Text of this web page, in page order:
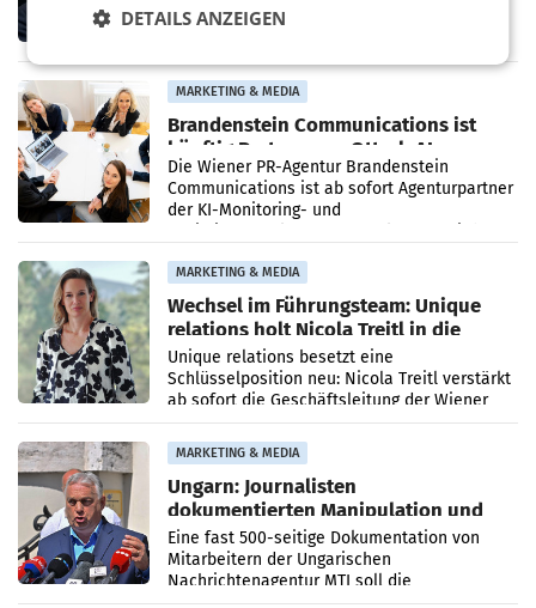
ORF. Am Dienstag soll im Stiftungsrat über
die vom neuen ORF-Chef Clemens Pig
Direktionen abgestimmt werden.
MARKETING & MEDIA
Brandenstein Communications ist
künftig Partner von OtterlyAI
Die Wiener PR-Agentur Brandenstein
Communications ist ab sofort Agenturpartner
der KI-Monitoring- und
MARKETING & MEDIA
Wechsel im Führungsteam: Unique
relations holt Nicola Treitl in die
Geschäftsleitung
Unique relations besetzt eine
Schlüsselposition neu: Nicola Treitl verstärkt
ab sofort die Geschäftsleitung der Wiener
PR-Agentur an der Seite von Josef Kalina und
Anna Kalina-Mahr.
MARKETING & MEDIA
Ungarn: Journalisten
dokumentierten Manipulation und
Zensur
Eine fast 500-seitige Dokumentation von
Mitarbeitern der Ungarischen
Nachrichtenagentur MTI soll die
systematische Nachrichten-Manipulation und
DETAILS ANZEIGEN